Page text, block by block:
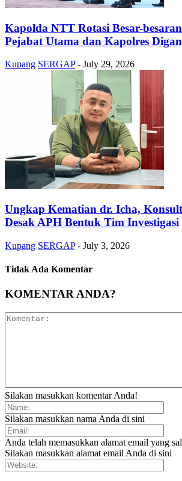
Kapolda NTT Rotasi Besar-
Pejabat Utama dan Kapolres
Kupang SERGAP - July 29, 2026
Ungkap Kematian dr. Icha,
Desak APH Bentuk Tim Investigasi
Kupang SERGAP - July 3, 2026
Tidak Ada Komentar
KOMENTAR ANDA?
Silakan masukkan komentar Anda!
Silakan masukkan nama Anda di sini
Anda telah memasukkan alamat email yang
Silakan masukkan alamat email Anda di sini